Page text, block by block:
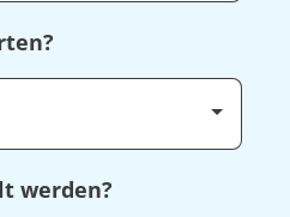
werden?